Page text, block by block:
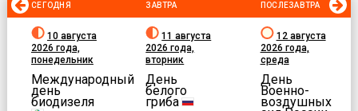
СЕГОДНЯ
10 августа
2026 года,
понедельник
Международный
день
биодизеля
ЗАВТРА
11 августа
2026 года,
вторник
День
белого
гриба
ПОСЛЕЗАВТРА
12 августа
2026 года,
среда
День
Военно-
воздушных